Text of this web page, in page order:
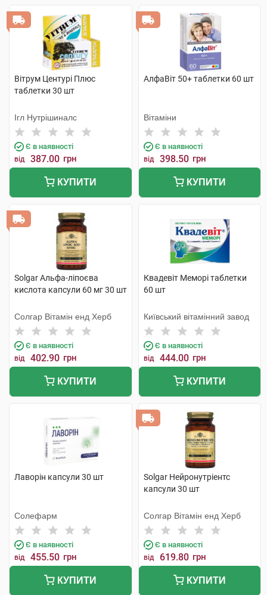
Вітрум Центурі Плюс
таблетки 30 шт
Ігл Нутрішиналс
Є в наявності
від 387.00 грн
КУПИТИ
АлфаВіт 50+ таблетки 60 шт
Вітаміни
Є в наявності
від 398.50 грн
КУПИТИ
Solgar Альфа-ліпоєва
кислота капсули 60 мг 30 шт
Солгар Вітамін енд Херб
Є в наявності
від 402.90 грн
КУПИТИ
Квадевіт Меморі таблетки
60 шт
Київський вітамінний завод
Є в наявності
від 444.00 грн
КУПИТИ
Лаворін капсули 30 шт
Солефарм
Є в наявності
від 455.50 грн
КУПИТИ
Solgar Нейронутріентс
капсули 30 шт
Солгар Вітамін енд Херб
Є в наявності
від 619.80 грн
КУПИТИ